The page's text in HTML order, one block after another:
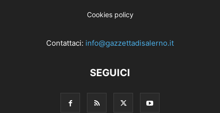
Cookies policy
Contattaci: info@gazzettadisalerno.it
SEGUICI